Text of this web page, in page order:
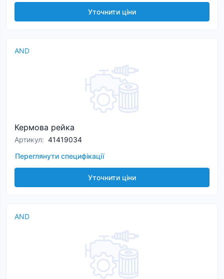
Уточнити ціни
AND
Кермова рейка
Артикул: 41419034
Переглянути специфікації
Уточнити ціни
AND